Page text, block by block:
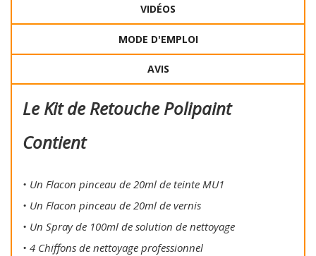
VIDÉOS
MODE D'EMPLOI
AVIS
Le Kit de Retouche Polipaint
Contient
• Un Flacon pinceau de 20ml de teinte MU1
• Un Flacon pinceau de 20ml de vernis
• Un Spray de 100ml de solution de nettoyage
• 4 Chiffons de nettoyage professionnel